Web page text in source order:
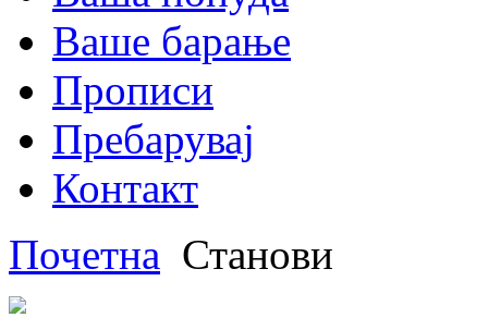
Ваше барање
Прописи
Пребарувај
Контакт
Почетна Станови